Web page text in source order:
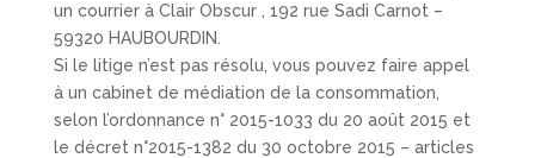
un courrier à Clair Obscur , 192 rue Sadi Carnot –
59320 HAUBOURDIN.
Si le litige n’est pas résolu, vous pouvez faire appel
à un cabinet de médiation de la consommation,
selon l’ordonnance n° 2015-1033 du 20 août 2015 et
le décret n°2015-1382 du 30 octobre 2015 – articles